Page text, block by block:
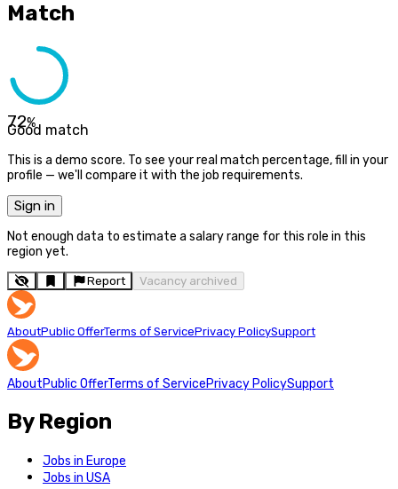
Match
72%
Good match
This is a demo score. To see your real match percentage, fill in your
profile — we'll compare it with the job requirements.
Sign in
Not enough data to estimate a salary range for this role in this
region yet.
Report Vacancy archived
AboutPublic OfferTerms of ServicePrivacy PolicySupport
AboutPublic OfferTerms of ServicePrivacy PolicySupport
By Region
Jobs in Europe
Jobs in USA